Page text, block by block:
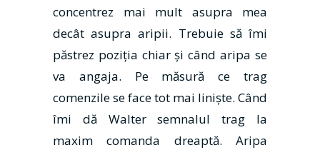
concentrez mai mult asupra mea
decât asupra aripii. Trebuie să îmi
păstrez poziţia chiar şi când aripa se
va angaja. Pe măsură ce trag
comenzile se face tot mai linişte. Când
îmi dă Walter semnalul trag la
maxim comanda dreaptă. Aripa